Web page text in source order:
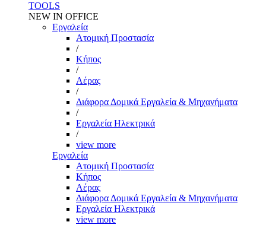
TOOLS
NEW IN OFFICE
Εργαλεία
Aτομική Προστασία
/
Kήπος
/
Αέρας
/
Διάφορα Δομικά Εργαλεία & Μηχανήματα
/
Εργαλεία Ηλεκτρικά
/
view more
Εργαλεία
Aτομική Προστασία
Kήπος
Αέρας
Διάφορα Δομικά Εργαλεία & Μηχανήματα
Εργαλεία Ηλεκτρικά
view more